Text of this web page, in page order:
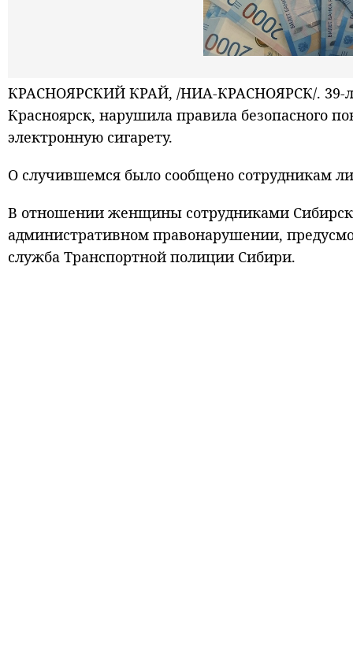
КРАСНОЯРСКИЙ КРАЙ, /НИА-КРАСНОЯРСК/. 39-
Красноярск, нарушила правила безопасного
электронную сигарету.
О случившемся было сообщено сотрудникам
В отношении женщины сотрудниками
административном правонарушении,
служба Транспортной полиции Сибири.